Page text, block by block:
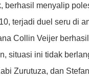
berhasil menyalip
terjadi duel seru di
Collin Veijer
situasi ini tidak
Zurutuza, dan